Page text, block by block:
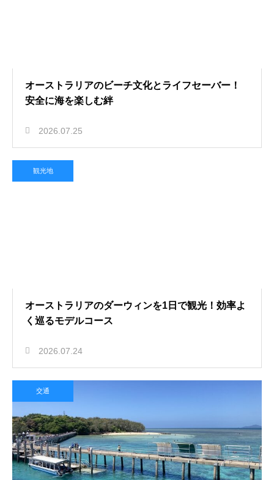
オーストラリアのビーチ文化とライフセーバー！
安全に海を楽しむ絆
2026.07.25
観光地
オーストラリアのダーウィンを1日で観光！効率よ
く巡るモデルコース
2026.07.24
交通